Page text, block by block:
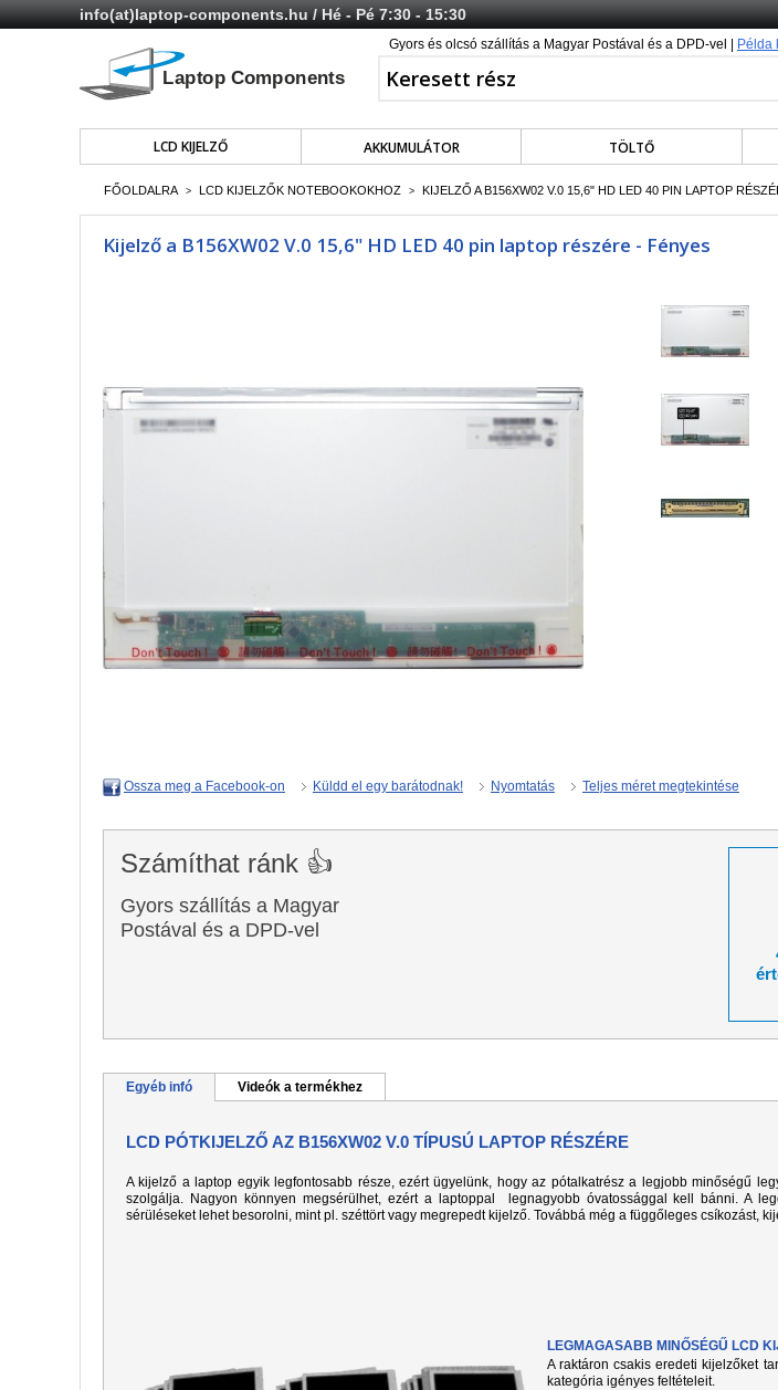
info(at)laptop-components.hu/ Hé - Pé 7:30 - 15:30
Gyors és olcsó szállítás a Magyar Postával és a DPD-vel | Példa
LCD KIJELZŐ AKKUMULÁTOR TÖLTŐ
FŐOLDALRA > LCD KIJELZŐK NOTEBOOKOKHOZ > KIJELZŐ A B156XW02 V.0 15,6" HD LED 40 PIN LAPTOP
Kijelző a B156XW02 V.0 15,6" HD LED 40 pin laptop részére - Fényes
Ossza meg a Facebook-on Küldd el egy barátodnak! Nyomtatás Teljes méret megtekintése
Számíthat ránk 👍
Gyors szállítás a Magyar
Postával és a DPD-vel
Egyéb infó Videók a termékhez
LCD PÓTKIJELZŐ AZ B156XW02 V.0 TÍPUSÚ LAPTOP RÉSZÉRE
A kijelző a laptop egyik legfontosabb része, ezért ügyelünk, hogy az pótalkatrész a legjobb minőségű
szolgálja. Nagyon könnyen megsérülhet, ezért a laptoppal legnagyobb óvatossággal kell bánni. A
sérüléseket lehet besorolni, mint pl. széttört vagy megrepedt kijelző. Továbbá még a függőleges csíkozást,
LEGMAGASABB MINŐSÉGŰ LCD
A raktáron csakis eredeti kijelzőket
kategória igényes feltételeit.